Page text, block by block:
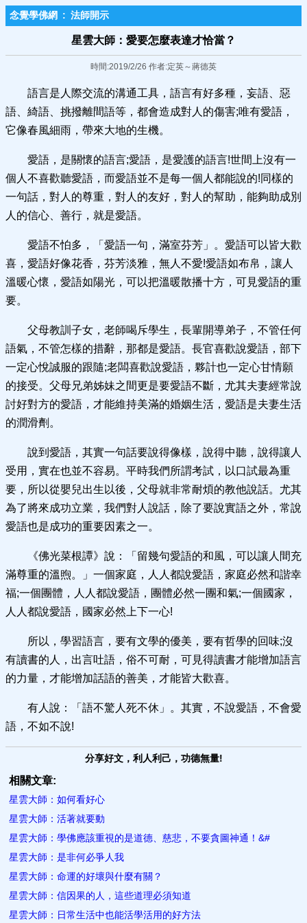
念覺學佛網 : 法師開示
星雲大師：愛要怎麼表達才恰當？
時間:2019/2/26 作者:定英～蔣德英
語言是人際交流的溝通工具，語言有好多種，妄語、惡
語、綺語、挑撥離間語等，都會造成對人的傷害;唯有愛語，
它像春風細雨，帶來大地的生機。
愛語，是關懷的語言;愛語，是愛護的語言!世間上沒有一
個人不喜歡聽愛語，而愛語並不是每一個人都能說的!同樣的
一句話，對人的尊重，對人的友好，對人的幫助，能夠助成別
人的信心、善行，就是愛語。
愛語不怕多，「愛語一句，滿室芬芳」。愛語可以皆大歡
喜，愛語好像花香，芬芳淡雅，無人不愛!愛語如布帛，讓人
溫暖心懷，愛語如陽光，可以把溫暖散播十方，可見愛語的重
要。
父母教訓子女，老師喝斥學生，長輩開導弟子，不管任何
語氣，不管怎樣的措辭，那都是愛語。長官喜歡說愛語，部下
一定心悅誠服的跟隨;老闆喜歡說愛語，夥計也一定心甘情願
的接受。父母兄弟姊妹之間更是要愛語不斷，尤其夫妻經常說
討好對方的愛語，才能維持美滿的婚姻生活，愛語是夫妻生活
的潤滑劑。
說到愛語，其實一句話要說得像樣，說得中聽，說得讓人
受用，實在也並不容易。平時我們所謂考試，以口試最為重
要，所以從嬰兒出生以後，父母就非常耐煩的教他說話。尤其
為了將來成功立業，我們對人說話，除了要說實語之外，常說
愛語也是成功的重要因素之一。
《佛光菜根譚》說：「留幾句愛語的和風，可以讓人間充
滿尊重的溫煦。」一個家庭，人人都說愛語，家庭必然和諧幸
福;一個團體，人人都說愛語，團體必然一團和氣;一個國家，
人人都說愛語，國家必然上下一心!
所以，學習語言，要有文學的優美，要有哲學的回味;沒
有讀書的人，出言吐語，俗不可耐，可見得讀書才能增加語言
的力量，才能增加話語的善美，才能皆大歡喜。
有人說：「語不驚人死不休」。其實，不說愛語，不會愛
語，不如不說!
分享好文，利人利己，功德無量!
相關文章:
星雲大師：如何看好心
星雲大師：活著就要動
星雲大師：學佛應該重視的是道德、慈悲，不要貪圖神通！&#
星雲大師：是非何必爭人我
星雲大師：命運的好壞與什麼有關？
星雲大師：信因果的人，這些道理必​須知道
星雲大師：日常生活中也能活學活用的好方法